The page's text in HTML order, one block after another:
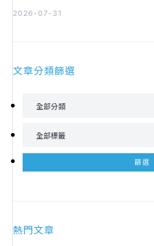
2026-07-31
文章分類篩選
熱門文章